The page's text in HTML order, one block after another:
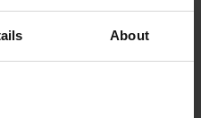
About
licht toe:
“We zijn zeer
in Scandinavië uit te
we Jonas Helsner